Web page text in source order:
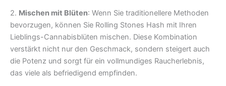
2. Mischen mit Blüten: Wenn Sie traditionellere Methoden
bevorzugen, können Sie Rolling Stones Hash mit Ihren
Lieblings-Cannabisblüten mischen. Diese Kombination
verstärkt nicht nur den Geschmack, sondern steigert auch
die Potenz und sorgt für ein vollmundiges Raucherlebnis,
das viele als befriedigend empfinden.